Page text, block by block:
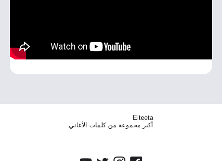
Elteeta
أكبر مجموعة من كلمات الأغاني